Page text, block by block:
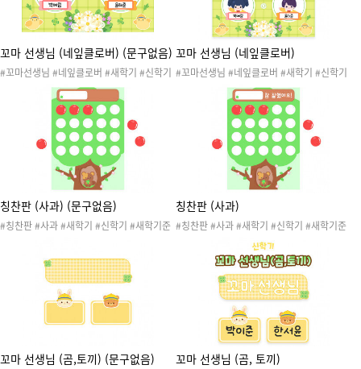
꼬마 선생님 (네잎클로버) (문구없음)
#꼬마선생님 #네잎클로버 #새학기 #신학기
#새학기준비 #신학기준비 #새학기도안 #신
학기도안 #환경구성 #새학기환경구성 #신학
기환경구성 #게시판 #환경판 #교실환경구성
#신학기환경판 #새학기환경판 #오늘의도우
미 #작은선생님 #문구없음
꼬마 선생님 (네잎클로버)
#꼬마선생님 #네잎클로버 #새학기 #신학기
#새학기준비 #신학기준비 #새학기도안 #신
학기도안 #환경구성 #새학기환경구성 #신학
기환경구성 #게시판 #환경판 #교실환경구성
#신학기환경판 #새학기환경판 #오늘의도우
미 #작은선생님
칭찬판 (사과) (문구없음)
#칭찬판 #사과 #새학기 #신학기 #새학기준
환경구성 #새학기환경구성 #신학기환경구성
#게시판 #환경판 #교실환경구성 #신학기환
경판 #새학기환경판 #칭찬스티커 #칭찬도장
칭찬판 (사과)
#칭찬판 #사과 #새학기 #신학기 #새학기준
비 #신학기준비 #새학기도안 #신학기도안 #
환경구성 #새학기환경구성 #신학기환경구성
#게시판 #환경판 #교실환경구성 #신학기환
경판 #새학기환경판 #칭찬스티커 #칭찬도장
꼬마 선생님 (곰,토끼) (문구없음) 꼬마 선생님 (곰, 토끼)